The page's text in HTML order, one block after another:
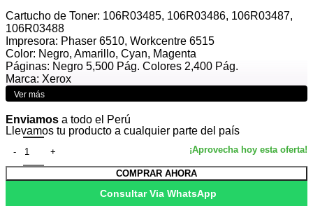
Cartucho de Toner: 106R03485, 106R03486, 106R03487,
106R03488
Impresora: Phaser 6510, Workcentre 6515
Color: Negro, Amarillo, Cyan, Magenta
Páginas: Negro 5,500 Pág. Colores 2,400 Pág.
Marca: Xerox
Ver más
Enviamos a todo el Perú
Llevamos tu producto a cualquier parte del país
COMPRAR AHORA
Consultar Via WhatsApp